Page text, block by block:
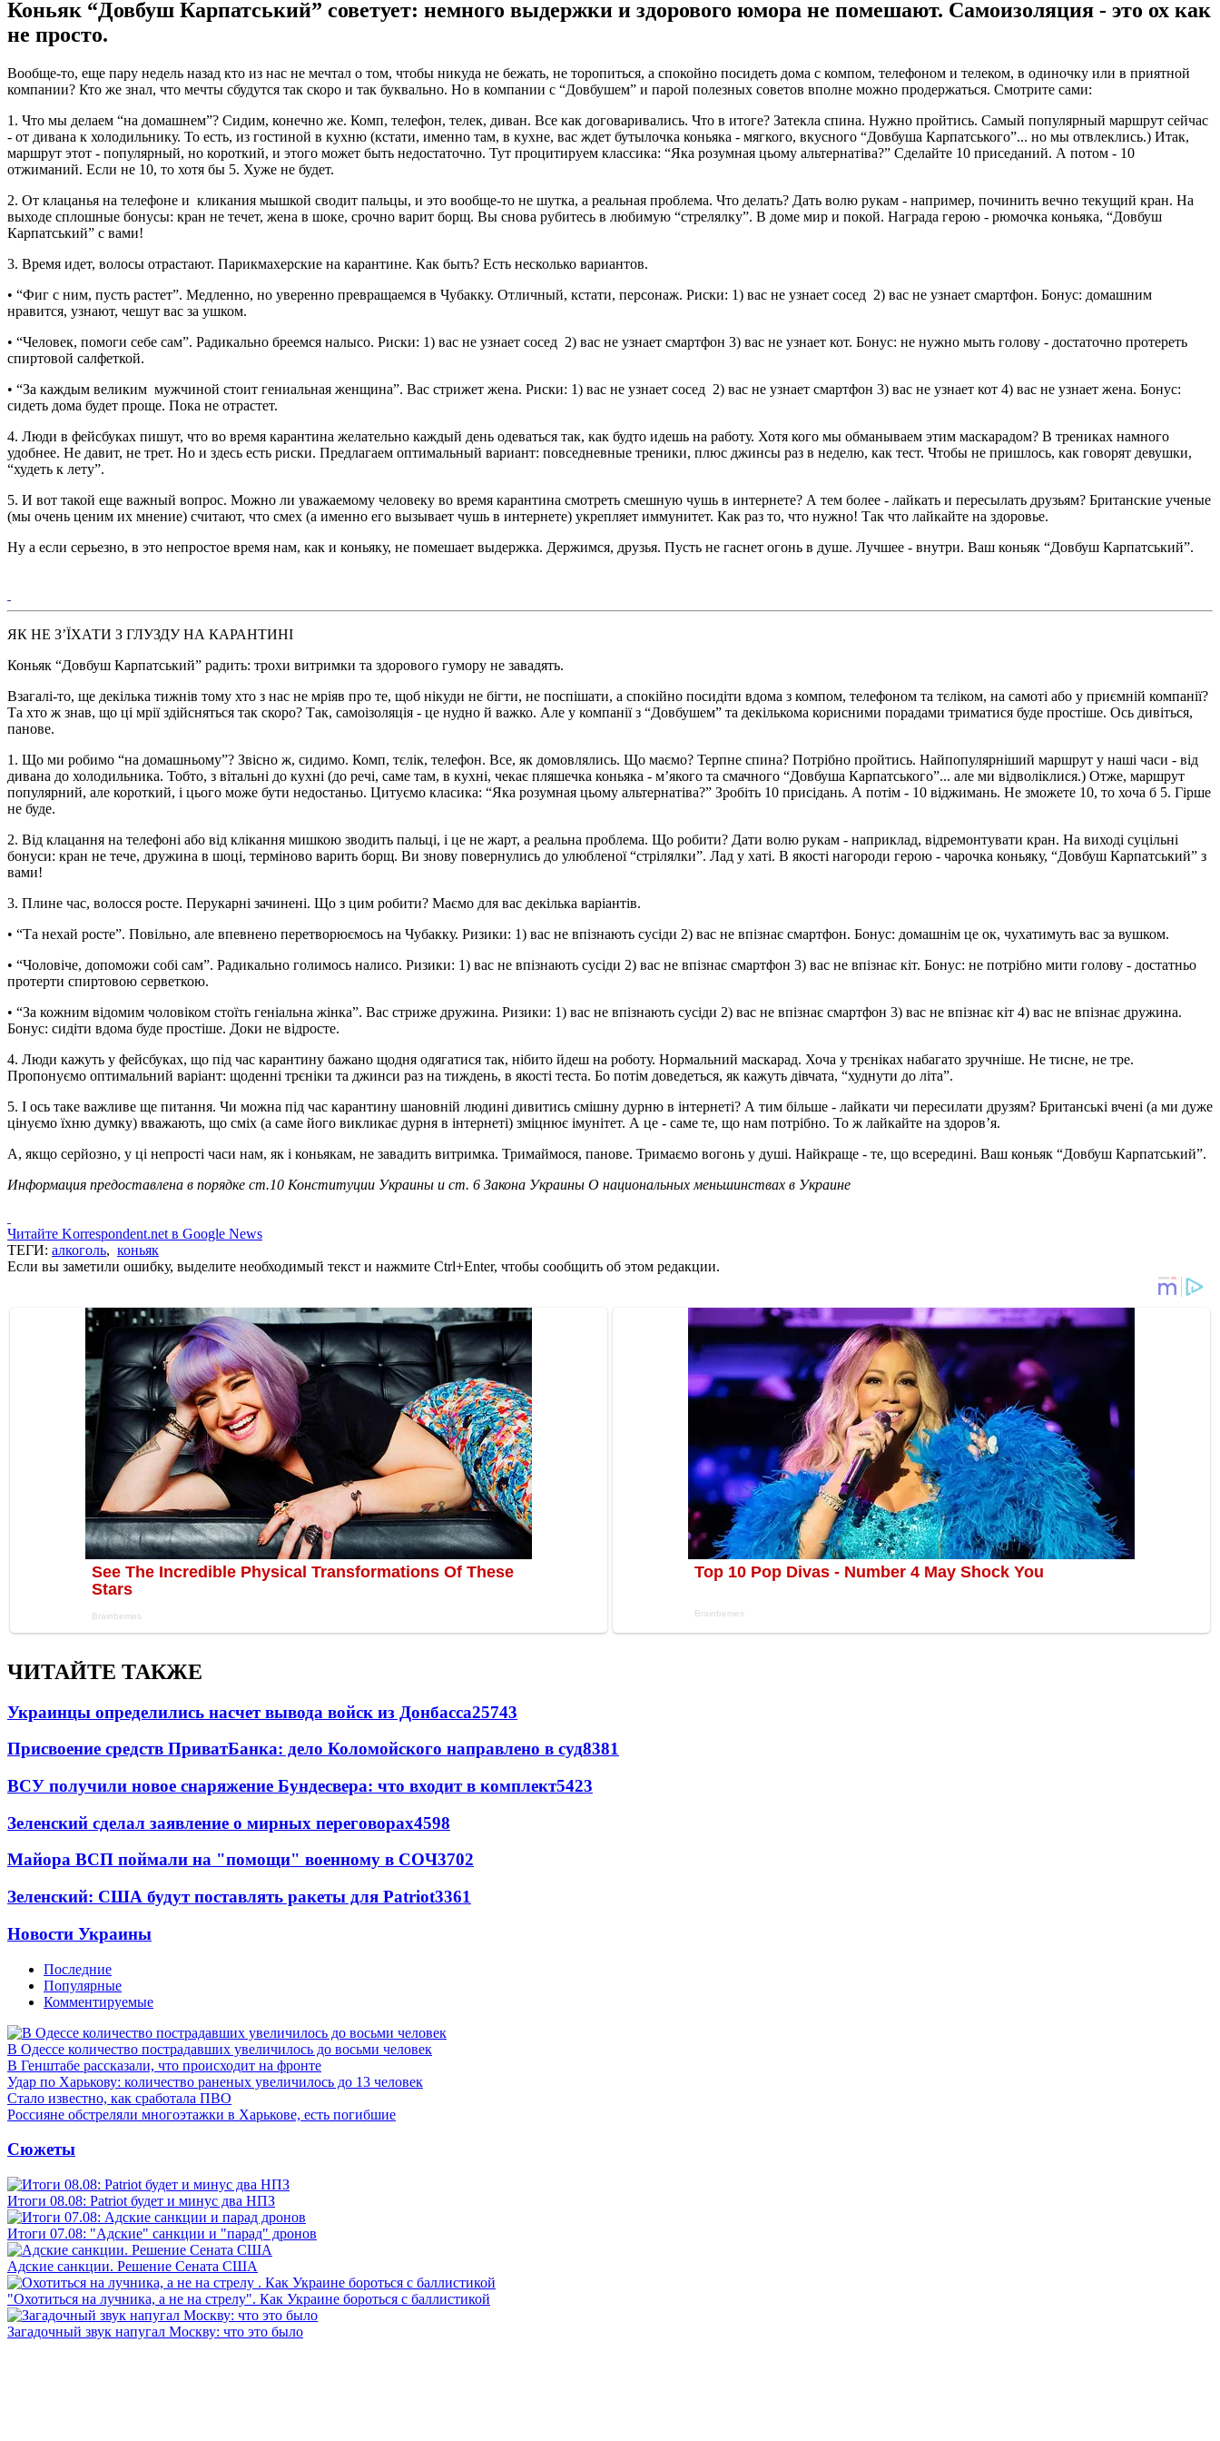
Коньяк “Довбуш Карпатський” советует: немного выдержки и здорового юмора не помешают. Самоизоляция - это ох как
не просто.
Вообще-то, еще пару недель назад кто из нас не мечтал о том, чтобы никуда не бежать, не торопиться, а спокойно посидеть дома с компом, телефоном и телеком, в одиночку или в приятной
компании? Кто же знал, что мечты сбудутся так скоро и так буквально. Но в компании с “Довбушем” и парой полезных советов вполне можно продержаться. Смотрите сами:
1. Что мы делаем “на домашнем”? Сидим, конечно же. Комп, телефон, телек, диван. Все как договаривались. Что в итоге? Затекла спина. Нужно пройтись. Самый популярный маршрут сейчас
- от дивана к холодильнику. То есть, из гостиной в кухню (кстати, именно там, в кухне, вас ждет бутылочка коньяка - мягкого, вкусного “Довбуша Карпатського”... но мы отвлеклись.) Итак,
маршрут этот - популярный, но короткий, и этого может быть недостаточно. Тут процитируем классика: “Яка розумная цьому альтернатіва?” Сделайте 10 приседаний. А потом - 10
отжиманий. Если не 10, то хотя бы 5. Хуже не будет.
2. От клацанья на телефоне и кликания мышкой сводит пальцы, и это вообще-то не шутка, а реальная проблема. Что делать? Дать волю рукам - например, починить вечно текущий кран. На
выходе сплошные бонусы: кран не течет, жена в шоке, срочно варит борщ. Вы снова рубитесь в любимую “стрелялку”. В доме мир и покой. Награда герою - рюмочка коньяка, “Довбуш
Карпатський” с вами!
3. Время идет, волосы отрастают. Парикмахерские на карантине. Как быть? Есть несколько вариантов.
• “Фиг с ним, пусть растет”. Медленно, но уверенно превращаемся в Чубакку. Отличный, кстати, персонаж. Риски: 1) вас не узнает сосед 2) вас не узнает смартфон. Бонус: домашним
нравится, узнают, чешут вас за ушком.
• “Человек, помоги себе сам”. Радикально бреемся налысо. Риски: 1) вас не узнает сосед 2) вас не узнает смартфон 3) вас не узнает кот. Бонус: не нужно мыть голову - достаточно протереть
спиртовой салфеткой.
• “За каждым великим мужчиной стоит гениальная женщина”. Вас стрижет жена. Риски: 1) вас не узнает сосед 2) вас не узнает смартфон 3) вас не узнает кот 4) вас не узнает жена. Бонус:
сидеть дома будет проще. Пока не отрастет.
4. Люди в фейсбуках пишут, что во время карантина желательно каждый день одеваться так, как будто идешь на работу. Хотя кого мы обманываем этим маскарадом? В трениках намного
удобнее. Не давит, не трет. Но и здесь есть риски. Предлагаем оптимальный вариант: повседневные треники, плюс джинсы раз в неделю, как тест. Чтобы не пришлось, как говорят девушки,
“худеть к лету”.
5. И вот такой еще важный вопрос. Можно ли уважаемому человеку во время карантина смотреть смешную чушь в интернете? А тем более - лайкать и пересылать друзьям? Британские ученые
(мы очень ценим их мнение) считают, что смех (а именно его вызывает чушь в интернете) укрепляет иммунитет. Как раз то, что нужно! Так что лайкайте на здоровье.
Ну а если серьезно, в это непростое время нам, как и коньяку, не помешает выдержка. Держимся, друзья. Пусть не гаснет огонь в душе. Лучшее - внутри. Ваш коньяк “Довбуш Карпатський”.
ЯК НЕ З’ЇХАТИ З ГЛУЗДУ НА КАРАНТИНІ
Коньяк “Довбуш Карпатський” радить: трохи витримки та здорового гумору не завадять.
Взагалі-то, ще декілька тижнів тому хто з нас не мріяв про те, щоб нікуди не бігти, не поспішати, а спокійно посидіти вдома з компом, телефоном та тєліком, на самоті або у приємній компанії?
Та хто ж знав, що ці мрії здійсняться так скоро? Так, самоізоляція - це нудно й важко. Але у компанії з “Довбушем” та декількома корисними порадами триматися буде простіше. Ось дивіться,
панове.
1. Що ми робимо “на домашньому”? Звісно ж, сидимо. Комп, тєлік, телефон. Все, як домовлялись. Що маємо? Терпне спина? Потрібно пройтись. Найпопулярніший маршрут у наші часи - від
дивана до холодильника. Тобто, з вітальні до кухні (до речі, саме там, в кухні, чекає пляшечка коньяка - м’якого та смачного “Довбуша Карпатського”... але ми відволіклися.) Отже, маршрут
популярний, але короткий, і цього може бути недостаньо. Цитуємо класика: “Яка розумная цьому альтернатіва?” Зробіть 10 присідань. А потім - 10 віджимань. Не зможете 10, то хоча б 5. Гірше
не буде.
2. Від клацання на телефоні або від клікання мишкою зводить пальці, і це не жарт, а реальна проблема. Що робити? Дати волю рукам - наприклад, відремонтувати кран. На виході суцільні
бонуси: кран не тече, дружина в шоці, терміново варить борщ. Ви знову повернулись до улюбленої “стрілялки”. Лад у хаті. В якості нагороди герою - чарочка коньяку, “Довбуш Карпатський” з
вами!
3. Плине час, волосся росте. Перукарні зачинені. Що з цим робити? Маємо для вас декілька варіантів.
• “Та нехай росте”. Повільно, але впевнено перетворюємось на Чубакку. Ризики: 1) вас не впізнають сусіди 2) вас не впізнає смартфон. Бонус: домашнім це ок, чухатимуть вас за вушком.
• “Чоловіче, допоможи собі сам”. Радикально голимось налисо. Ризики: 1) вас не впізнають сусіди 2) вас не впізнає смартфон 3) вас не впізнає кіт. Бонус: не потрібно мити голову - достатньо
протерти спиртовою серветкою.
• “За кожним відомим чоловіком стоїть геніальна жінка”. Вас стриже дружина. Ризики: 1) вас не впізнають сусіди 2) вас не впізнає смартфон 3) вас не впізнає кіт 4) вас не впізнає дружина.
Бонус: сидіти вдома буде простіше. Доки не відросте.
4. Люди кажуть у фейсбуках, що під час карантину бажано щодня одягатися так, нібито йдеш на роботу. Нормальний маскарад. Хоча у трєніках набагато зручніше. Не тисне, не тре.
Пропонуємо оптимальний варіант: щоденні трєніки та джинси раз на тиждень, в якості теста. Бо потім доведеться, як кажуть дівчата, “худнути до літа”.
5. І ось таке важливе ще питання. Чи можна під час карантину шановній людині дивитись смішну дурню в інтернеті? А тим більше - лайкати чи пересилати друзям? Британські вчені (а ми дуже
цінуємо їхню думку) вважають, що сміх (а саме його викликає дурня в інтернеті) зміцнює імунітет. А це - саме те, що нам потрібно. То ж лайкайте на здоров’я.
А, якщо серйозно, у ці непрості часи нам, як і коньякам, не завадить витримка. Тримаймося, панове. Тримаємо вогонь у душі. Найкраще - те, що всередині. Ваш коньяк “Довбуш Карпатський”.
Информация предоставлена в порядке ст.10 Конституции Украины и ст. 6 Закона Украины О национальных меньшинствах в Украине
Читайте Korrespondent.net в Google News
ТЕГИ: алкоголь, коньяк
Если вы заметили ошибку, выделите необходимый текст и нажмите Ctrl+Enter, чтобы сообщить об этом редакции.
ЧИТАЙТЕ ТАКЖЕ
Украинцы определились насчет вывода войск из Донбасса25743
Присвоение средств ПриватБанка: дело Коломойского направлено в суд8381
ВСУ получили новое снаряжение Бундесвера: что входит в комплект5423
Зеленский сделал заявление о мирных переговорах4598
Майора ВСП поймали на "помощи" военному в СОЧ3702
Зеленский: США будут поставлять ракеты для Patriot3361
Новости Украины
Последние
Популярные
Комментируемые
В Одессе количество пострадавших увеличилось до восьми человек
В Генштабе рассказали, что происходит на фронте
Удар по Харькову: количество раненых увеличилось до 13 человек
Стало известно, как сработала ПВО
Россияне обстреляли многоэтажки в Харькове, есть погибшие
Сюжеты
Итоги 08.08: Patriot будет и минус два НПЗ
Итоги 07.08: "Адские" санкции и "парад" дронов
Адские санкции. Решение Сената США
"Охотиться на лучника, а не на стрелу". Как Украине бороться с баллистикой
Загадочный звук напугал Москву: что это было